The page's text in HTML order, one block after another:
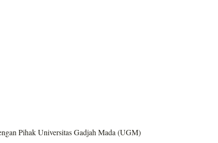
Pihak Universitas Gadjah Mada (UGM)